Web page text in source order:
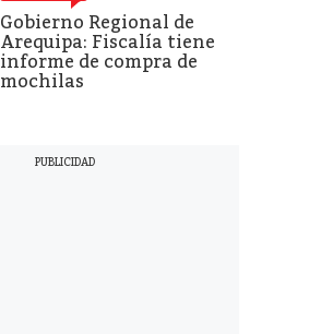
Gobierno Regional de
Arequipa: Fiscalía tiene
informe de compra de
mochilas